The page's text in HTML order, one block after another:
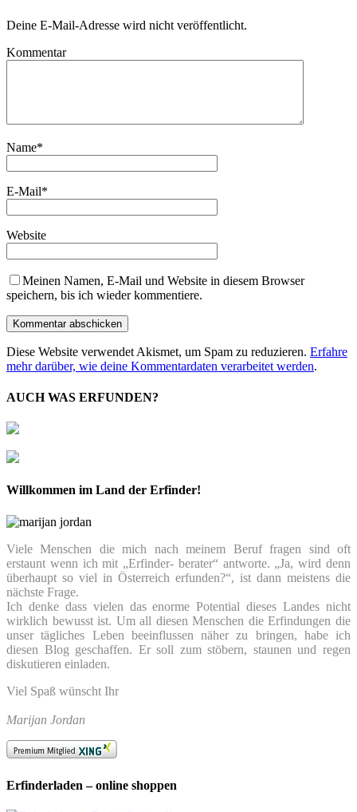
Deine E-Mail-Adresse wird nicht veröffentlicht.
Kommentar
Name*
E-Mail*
Website
Meinen Namen, E-Mail und Website in diesem Browser
speichern, bis ich wieder kommentiere.
Diese Website verwendet Akismet, um Spam zu reduzieren. Erfahre
mehr darüber, wie deine Kommentardaten verarbeitet werden.
AUCH WAS ERFUNDEN?
Willkommen im Land der Erfinder!
Viele Menschen die mich nach meinem Beruf fragen sind oft
erstaunt wenn ich mit „Erfinder- berater“ antworte. „Ja, wird denn
überhaupt so viel in Österreich erfunden?“, ist dann meistens die
nächste Frage.
Ich denke dass vielen das enorme Potential dieses Landes nicht
wirklich bewusst ist. Um all diesen Menschen die Erfindungen die
unser tägliches Leben beeinflussen näher zu bringen, habe ich
diesen Blog geschaffen. Er soll zum stöbern, staunen und regen
diskutieren einladen.
Viel Spaß wünscht Ihr
Marijan Jordan
Erfinderladen – online shoppen